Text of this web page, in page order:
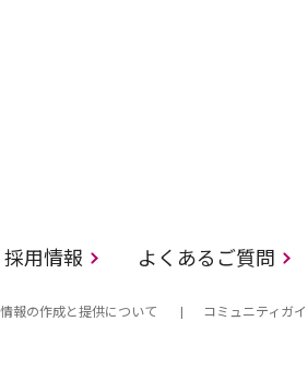
採用情報 よくあるご質問
報の作成と提供について コミュニティガ